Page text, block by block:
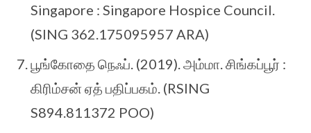
Singapore : Singapore Hospice Council.
(SING 362.175095957 ARA)
பூங்கோதை நெஃப். (2019). அம்மா. சிங்கப்பூர் :
கிரிம்சன் ஏத் பதிப்பகம். (RSING
S894.811372 POO)